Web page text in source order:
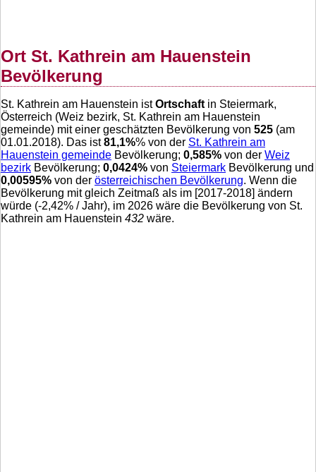
Ort St. Kathrein am Hauenstein
Bevölkerung
St. Kathrein am Hauenstein istOrtschaft in Steiermark,
Österreich (Weiz bezirk, St. Kathrein am Hauenstein
gemeinde) mit einer geschätzten Bevölkerung von 525 (am
01.01.2018). Das ist81,1%% von der St. Kathrein am
Hauenstein gemeinde Bevölkerung; 0,585% von der Weiz
bezirk Bevölkerung; 0,0424% von Steiermark Bevölkerung und
0,00595% von der österreichischen Bevölkerung. Wenn die
Bevölkerung mit gleich Zeitmaß als im [2017-2018] ändern
würde (-2,42% / Jahr), im 2026 wäre die Bevölkerung von St.
Kathrein am Hauenstein 432 wäre.